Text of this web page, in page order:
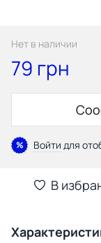
Нет в наличии
79 грн
% Войти для
В